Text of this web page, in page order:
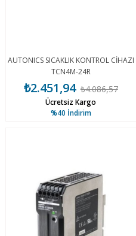
AUTONICS SICAKLIK KONTROL CİHAZI
TCN4M-24R
₺2.451,94 ₺4.086,57
%40 İndirim
Ücretsiz Kargo